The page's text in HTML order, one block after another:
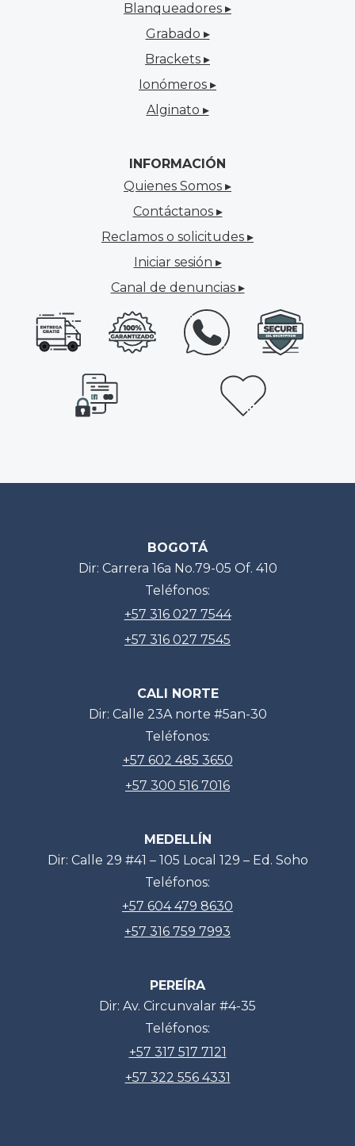
Blanqueadores ▸
Grabado ▸
Brackets ▸
Ionómeros ▸
Alginato ▸
INFORMACIÓN
Quienes Somos ▸
Contáctanos ▸
Reclamos o solicitudes ▸
Iniciar sesión ▸
Canal de denuncias ▸
BOGOTÁ
Dir: Carrera 16a No.79-05 Of. 410
Teléfonos:
+57 316 027 7544
+57 316 027 7545
CALI NORTE
Dir: Calle 23A norte #5an-30
Teléfonos:
+57 602 485 3650
+57 300 516 7016
MEDELLÍN
Dir: Calle 29 #41 – 105 Local 129 – Ed. Soho
Teléfonos:
+57 604 479 8630
+57 316 759 7993
PEREÍRA
Dir: Av. Circunvalar #4-35
Teléfonos:
+57 317 517 7121
+57 322 556 4331